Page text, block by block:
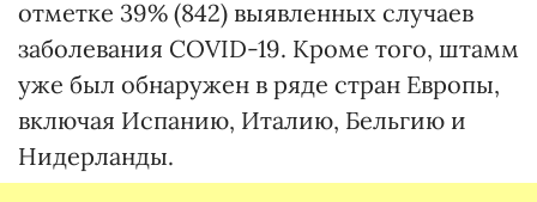
отметке 39% (842) выявленных случаев
заболевания COVID-19. Кроме того, штамм
уже был обнаружен в ряде стран Европы,
включая Испанию, Италию, Бельгию и
Нидерланды.